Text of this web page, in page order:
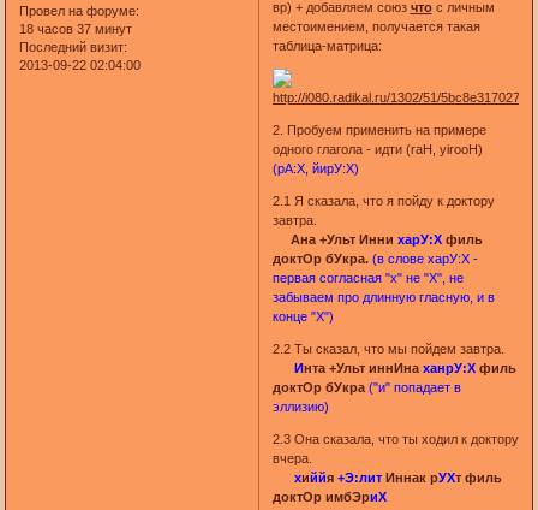
Провел на форуме:
18 часов 37 минут
Последний визит:
2013-09-22 02:04:00
вр) + добавляем союз чтос личным
местоимением, получается такая
таблица-матрица:
2. Пробуем применить на примере
одного глагола - идти (raH, yirooH)
(рА:Х, йирУ:Х)
2.1 Я сказала, что я пойду к доктору
завтра.
Ана +Ульт Инни харУ:Хфиль
доктОр бУкра. (в слове харУ:Х -
первая согласная "х" не "Х", не
забываем про длинную гласную, и в
конце "Х")
2.2 Ты сказал, что мы пойдем завтра.
Инта +Ульт иннИна ханрУ:Хфиль
доктОр бУкра ("и" попадает в
эллизию)
2.3 Она сказала, что ты ходил к доктору
вчера.
хиййя +Э:литИннак рУХт филь
доктОр имбЭриХ